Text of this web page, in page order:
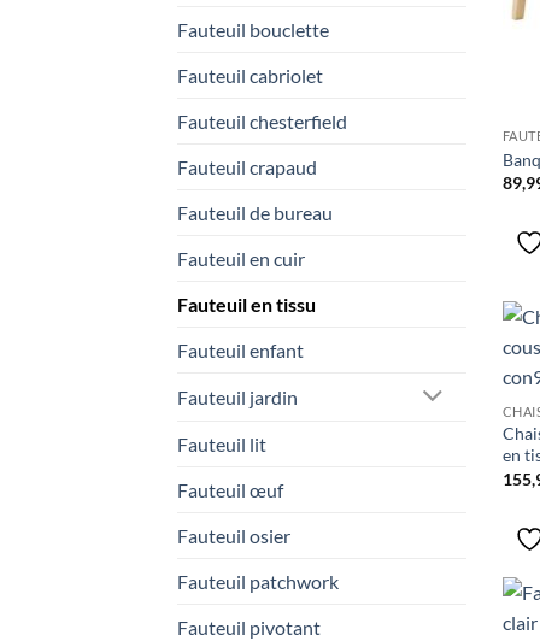
Fauteuil bouclette
Fauteuil cabriolet
Fauteuil chesterfield
Fauteuil crapaud
Fauteuil de bureau
Fauteuil en cuir
Fauteuil en tissu
Fauteuil enfant
Fauteuil jardin
Fauteuil lit
Fauteuil œuf
Fauteuil osier
Fauteuil patchwork
Fauteuil pivotant
en